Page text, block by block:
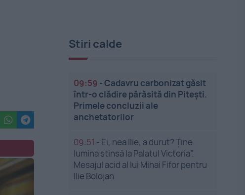
Stiri calde
09:59 -Cadavru carbonizat găsit
într-o clădire părăsită din Pitești.
Primele concluzii ale
anchetatorilor
09:51 - Ei, nea Ilie, a durut? Ține
lumina stinsă la Palatul Victoria”.
Mesajul acid al lui Mihai Fifor pentru
Ilie Bolojan